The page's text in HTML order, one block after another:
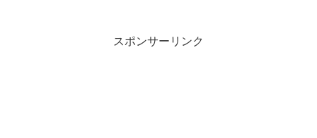
スポンサーリンク